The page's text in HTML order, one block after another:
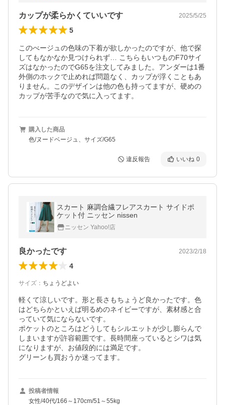
カップが柔らかくていいです 2025/5/25
5
このべージュの色味の下着が欲しかったのですが、他で探
してもなかなか見つけられず… こちらもいつものF70サイ
ズはなかったのでG65を注文してみました。アンダーは1番
外側のホックで止めれば問題なく、カップが浮くこともあ
りません。このデザインは他の色も持ってますが、硬めの
カップが苦手なので気に入ってます。
購入した商品
色/ヌードベージュ、サイズ/G65
違反報告 いいね 0
スカート 麻調合繊フレアスカート サイドポ
ケット付 ニッセン nissen
ニッセン Yahoo!店
良かったです 2023/2/18
4
サイズ ： ちょうどよい
軽くて涼しいです。形と長さもちょうど良かったです。色
はどちらかといえば明るめのネイビーですが、素材感と合
っていて気にならないです。
ポケットのところはどうしてもシルエットが少し膨らんで
しまいますが許容範囲です。長時間座っているとシワは気
になりますが、お値段的には満足です。
グリーンも買おうか迷ってます。
投稿者情報
女性/40代/166～170cm/51～55kg